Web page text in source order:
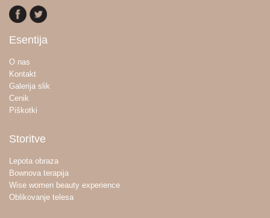
Esentija
O nas
Kontakt
Galerija slik
Cenik
Piškotki
Storitve
Lepota obraza
Bownova terapija
Wise women beauty experience
Oblikovanje telesa